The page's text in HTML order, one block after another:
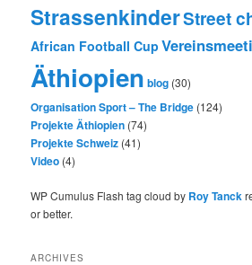
StrassenkinderStreet
African Football Cup
Äthiopien blog (30)
Organisation Sport – The Bridge (124)
Projekte Äthiopien (74)
Projekte Schweiz (41)
Video (4)
WP Cumulus Flash tag cloud by Roy Tanck
or better.
ARCHIVES